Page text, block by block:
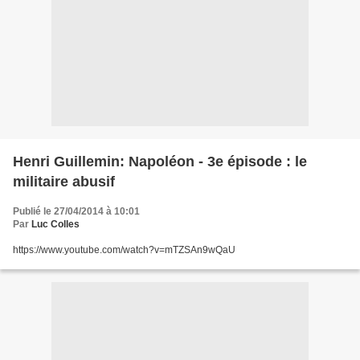
Henri Guillemin: Napoléon - 3e épisode : le
militaire abusif
Publié le 27/04/2014 à 10:01
Par Luc Colles
https://www.youtube.com/watch?v=mTZSAn9wQaU